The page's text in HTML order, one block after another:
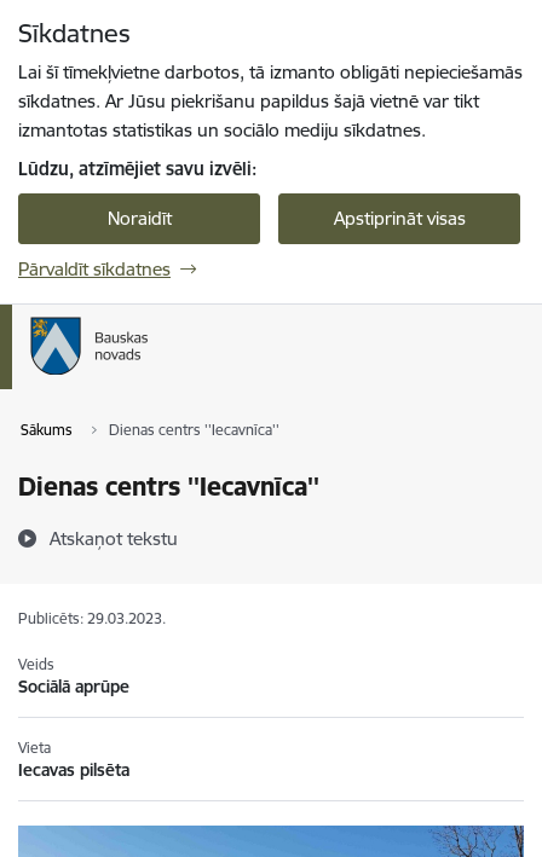
Sīkdatnes
Lai šī tīmekļvietne darbotos, tā izmanto obligāti nepieciešamās
sīkdatnes. Ar Jūsu piekrišanu papildus šajā vietnē var tikt
izmantotas statistikas un sociālo mediju sīkdatnes.
Lūdzu, atzīmējiet savu izvēli:
Noraidīt Apstiprināt visas
Pārvaldīt sīkdatnes
Sākums Dienas centrs ''Iecavnīca''
Dienas centrs ''Iecavnīca''
Atskaņot tekstu
Publicēts: 29.03.2023.
Veids
Sociālā aprūpe
Vieta
Iecavas pilsēta